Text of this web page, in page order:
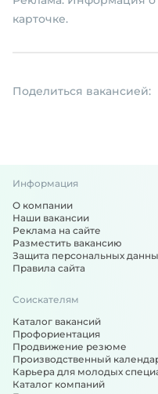
карточке.
Поделиться вакансией:
Информация
О компании
Наши вакансии
Реклама на сайте
Разместить вакансию
Защита персональных
Правила сайта
Соискателям
Каталог вакансий
Профориентация
Продвижение резюме
Производственный
Карьера для молодых
Каталог компаний